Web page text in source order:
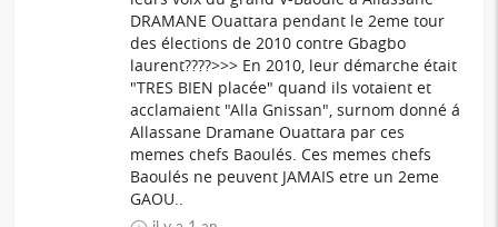
DRAMANE Ouattara pendant le 2eme tour
des élections de 2010 contre Gbagbo
laurent????>>> En 2010, leur démarche était
"TRES BIEN placée" quand ils votaient et
acclamaient "Alla Gnissan", surnom donné á
Allassane Dramane Ouattara par ces
memes chefs Baoulés. Ces memes chefs
Baoulés ne peuvent JAMAIS etre un 2eme
GAOU..